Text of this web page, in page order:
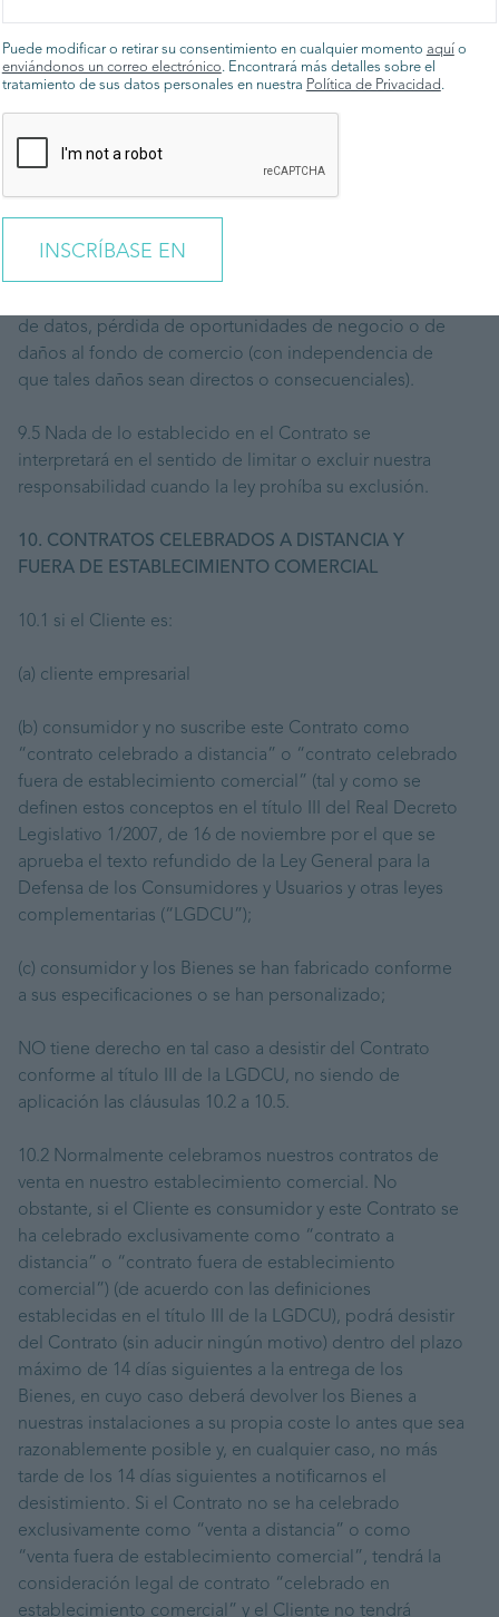
alguna.
9.3 La responsabilidad total de la Sociedad por todas
las reclamaciones en relación con una sola acción o
incumplimiento por nuestra parte (con independencia
de que haya mediado negligencia de la Sociedad o no)
no excederá de una cantidad igual al Precio.
de datos, pérdida de oportunidades de negocio o de
daños al fondo de comercio (con independencia de
que tales daños sean directos o consecuenciales).
9.5 Nada de lo establecido en el Contrato se
interpretará en el sentido de limitar o excluir nuestra
responsabilidad cuando la ley prohíba su exclusión.
10. CONTRATOS CELEBRADOS A DISTANCIA Y
FUERA DE ESTABLECIMIENTO COMERCIAL
10.1 si el Cliente es:
(a) cliente empresarial
(b) consumidor y no suscribe este Contrato como
“contrato celebrado a distancia” o “contrato celebrado
fuera de establecimiento comercial” (tal y como se
definen estos conceptos en el título III del Real Decreto
Legislativo 1/2007, de 16 de noviembre por el que se
aprueba el texto refundido de la Ley General para la
Defensa de los Consumidores y Usuarios y otras leyes
complementarias (“LGDCU”);
(c) consumidor y los Bienes se han fabricado conforme
a sus especificaciones o se han personalizado;
NO tiene derecho en tal caso a desistir del Contrato
conforme al título III de la LGDCU, no siendo de
aplicación las cláusulas 10.2 a 10.5.
10.2 Normalmente celebramos nuestros contratos de
venta en nuestro establecimiento comercial. No
obstante, si el Cliente es consumidor y este Contrato se
ha celebrado exclusivamente como “contrato a
distancia” o “contrato fuera de establecimiento
comercial”) (de acuerdo con las definiciones
establecidas en el título III de la LGDCU), podrá desistir
del Contrato (sin aducir ningún motivo) dentro del plazo
máximo de 14 días siguientes a la entrega de los
Bienes, en cuyo caso deberá devolver los Bienes a
nuestras instalaciones a su propia coste lo antes que sea
razonablemente posible y, en cualquier caso, no más
tarde de los 14 días siguientes a notificarnos el
desistimiento. Si el Contrato no se ha celebrado
exclusivamente como “venta a distancia” o como
“venta fuera de establecimiento comercial”, tendrá la
consideración legal de contrato “celebrado en
establecimiento comercial” y el Cliente no tendrá
Puede modificar o retirar su consentimiento en cualquier momento aquí o
enviándonos un correo electrónico. Encontrará más detalles sobre el
tratamiento de sus datos personales en nuestra Política de Privacidad.